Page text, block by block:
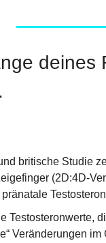
deines
britische Studie
(2D:4D-
Testosteronwerte,
Veränderungen